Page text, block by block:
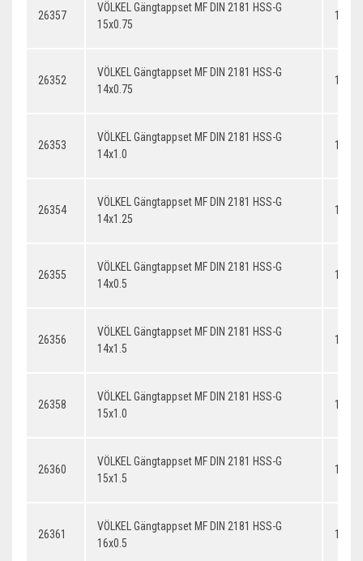
26357
VÖLKEL Gängtappset MF DIN 2181 HSS-G
15x0.75
26352
VÖLKEL Gängtappset MF DIN 2181 HSS-G
14x0.75
26353
VÖLKEL Gängtappset MF DIN 2181 HSS-G
14x1.0
26354
VÖLKEL Gängtappset MF DIN 2181 HSS-G
14x1.25
26355
VÖLKEL Gängtappset MF DIN 2181 HSS-G
14x0.5
26356
VÖLKEL Gängtappset MF DIN 2181 HSS-G
14x1.5
26358
VÖLKEL Gängtappset MF DIN 2181 HSS-G
15x1.0
26360
VÖLKEL Gängtappset MF DIN 2181 HSS-G
15x1.5
26361
VÖLKEL Gängtappset MF DIN 2181 HSS-G
16x0.5